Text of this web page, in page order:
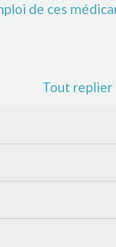
de ces
Tout replier